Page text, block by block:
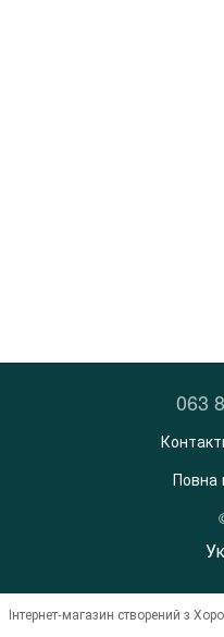
063
Повна
Інтернет-магазин створений з